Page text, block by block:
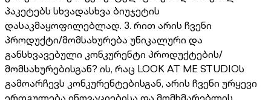
პაკეტებს სხვადასხვა ბიუჯეტის
დასაკმაყოფილებლად. 3. რით არის ჩვენი
პროდუქტი/მომსახურება უნიკალური და
განსხვავებული კონკურენტი პროდუქტების/
მომსახურებისგან? ის, რაც LOOK AT ME STUDIOს
გამოარჩევს კონკურენტებისგან, არის ჩვენი ურყევი